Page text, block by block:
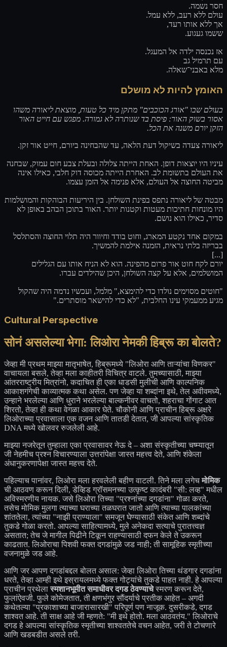
חסר נשמה.
עולם ללא רעב, ללא עמל.
אך ללא אותו רעד,
ששמו געגוע.
אז נכנסה ילדה אל המעגל.
עם תרמיל גב
מלא באבני־שאלה.
האומץ להיות לא מושלם
בעולם שבו "אורג הכוכבים" מתקן מיד כל טעות, מוצאת ליאורה משהו
אסור בשוק האור: פיסת בד שנותרה לא גמורה. מפגש עם חייט האור
הזקן יורם משנה את הכל.
ליאורה צעדה בשיקול דעת הלאה, עד שהבחינה ביורם, חייט אור זקן.
עיניו היו יוצאות דופן. האחת הייתה צלולה ובעלת צבע חום עמוק, שבחנה
את העולם בתשומת לב. האחרת הייתה מכוסה דוק חלבי, כאילו אינה
מביטה החוצה אל העולם, אלא פנימה אל הזמן עצמו.
מבטה של ליאורה נתפס בפינת השולחן. בין היריעות הבוהקות והמושלמות
היו מונחות חתיכות מעטות וקטנות יותר. האור בתוכן הבהב באופן לא
סדיר, כאילו הוא נושם.
במקום אחד נקטע המארג, וחוט בודד וחיוור היה תלוי החוצה והסתלסל
בבריזה בלתי נראית, הזמנה אילמת להמשיך.
[...]
יורם לקח חוט אור פרום מהפינה. הוא לא הניח אותו עם הגלילים
המושלמים, אלא על קצה השולחן, היכן שהילדים עברו.
"חוטים מסוימים נולדו כדי להימצא," מלמל, ועכשיו נדמה היה שהקול
מגיע ממעמקי עינו החלבית, "לא כדי להישאר מוסתרים."
Cultural Perspective
सोनं असलेल्या भेगा: लिओरा नेमकी हिब्रू का बोलते?
जेव्हा मी प्रथम माझ्या मातृभाषेत, हिब्रूमध्ये "लिओरा आणि ताऱ्यांचा विणकर"
वाचायला बसले, तेव्हा मला काहीतरी विचित्र वाटले. तुमच्यासाठी, माझ्या
आंतरराष्ट्रीय मित्रांनो, कदाचित ही एका धाडसी मुलीची आणि काल्पनिक
आकाशगंगेची काव्यात्मक कथा असेल. पण जेव्हा या शब्दांना इथे, तेल अवीवमध्ये,
उन्हाने भरलेल्या आणि धुराने भरलेल्या बाल्कनीवर वाचतो, शहराचा गोंगाट आत
शिरतो, तेव्हा ही कथा वेगळा आकार घेते. चौकोनी आणि प्राचीन हिब्रू अक्षरे
लिओराच्या प्रवासाला एक वजन आणि तातडी देतात, जी आपल्या सांस्कृतिक
DNA मध्ये खोलवर रुजलेली आहे.
माझ्या नजरेतून तुम्हाला एका प्रवासावर नेऊ दे – अशा संस्कृतीच्या चष्म्यातून
जी नेहमीच प्रश्न विचारण्याला उत्तरांपेक्षा जास्त महत्त्व देते, आणि शंकेला
अंधानुकरणापेक्षा जास्त महत्त्व देते.
पहिल्याच पानांवर, लिओरा मला हरवलेली बहीण वाटली. तिने मला लगेचमोमिक
ची आठवण करून दिली, डेव्हिड ग्रॉसमनच्या उत्कृष्ट कादंबरी "सी: लव्ह" मधील
अविस्मरणीय नायक. जसे लिओरा तिच्या "प्रश्नांच्या दगडांना" गोळा करते,
तसेच मोमिक मुलगा त्याच्या घराच्या तळघरात जातो आणि त्याच्या पालकांच्या
शांततेला, त्यांच्या "नाझी प्राण्याला" समजून घेण्यासाठी संकेत आणि शब्दांचे
तुकडे गोळा करतो. आपल्या साहित्यामध्ये, मुले अनेकदा सत्याचे पुरातत्त्वज्ञ
असतात; तेच जे मागील पिढीने टिकून राहण्यासाठी दफन केले ते उकरून
काढतात. लिओराचा पिशवी फक्त दगडांमुळे जड नाही; ती सामूहिक स्मृतीच्या
वजनामुळे जड आहे.
आणि जर आपण दगडांबद्दल बोलत असाल: जेव्हा लिओरा तिच्या थंडगार दगडांना
धरते, तेव्हा आम्ही इथे इस्रायलमध्ये फक्त गोट्यांचे तुकडे पाहत नाही. हे आपल्या
प्राचीन प्रथेलास्मशानभूमीत समाधीवर दगड ठेवण्याचेस्मरण करून देते,
फुलांऐवजी. फुले कोमेजतात, ती क्षणभंगुर सौंदर्याचे प्रतीक आहेत – अगदी
कथेतल्या "प्रकाशाच्या बाजारासारखी" परिपूर्ण पण नाजूक. दुसरीकडे, दगड
शाश्वत आहे. ती साक्ष आहे जी म्हणते: "मी इथे होतो. मला आठवतंय." लिओराचे
दगड हे आपल्या सांस्कृतिक स्मृतीच्या शाश्वततेचे वचन आहेत, जरी ते टोचणारे
आणि खडबडीत असले तरी.